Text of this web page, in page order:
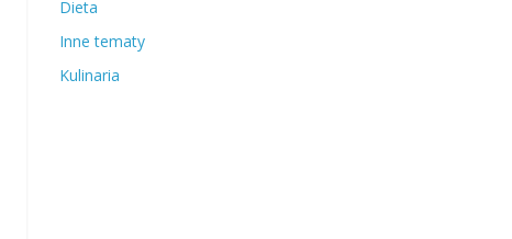
Dieta
Inne tematy
Kulinaria